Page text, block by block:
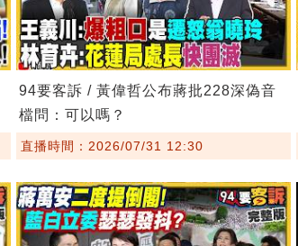
94要客訴 / 黃偉哲公布蔣批228深偽音
檔問：可以嗎？
直播時間：2026/07/31 12:30